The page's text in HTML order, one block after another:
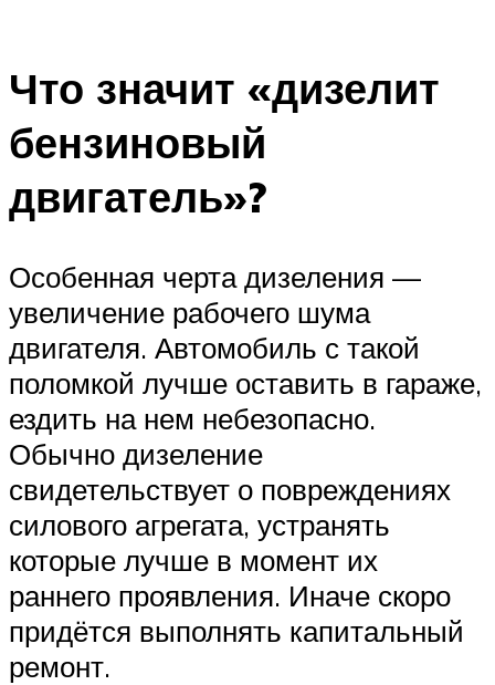
Что значит «дизелит
бензиновый
двигатель»?
Особенная черта дизеления —
увеличение рабочего шума
двигателя. Автомобиль с такой
поломкой лучше оставить в гараже,
ездить на нем небезопасно.
Обычно дизеление
свидетельствует о повреждениях
силового агрегата, устранять
которые лучше в момент их
раннего проявления. Иначе скоро
придётся выполнять капитальный
ремонт.